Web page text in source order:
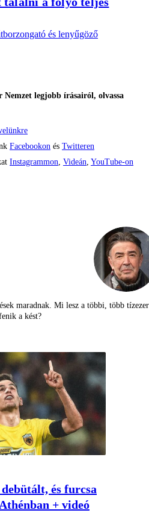
és lenyűgöző
legjobb írásairól, olvassa
Facebookon és Twitteren
Instagrammon, Videán, YouTube-on
maradnak. Mi lesz a többi, több tízezer
a kést?
és furcsa
+ videó